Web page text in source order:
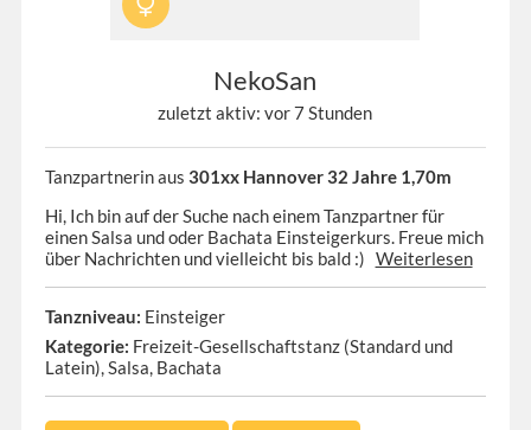
NekoSan
zuletzt aktiv: vor 7 Stunden
Tanzpartnerin aus 301xx Hannover 32 Jahre 1,70m
Hi, Ich bin auf der Suche nach einem Tanzpartner für
einen Salsa und oder Bachata Einsteigerkurs. Freue mich
über Nachrichten und vielleicht bis bald :) Weiterlesen
Tanzniveau: Einsteiger
Kategorie: Freizeit-Gesellschaftstanz (Standard und
Latein), Salsa, Bachata